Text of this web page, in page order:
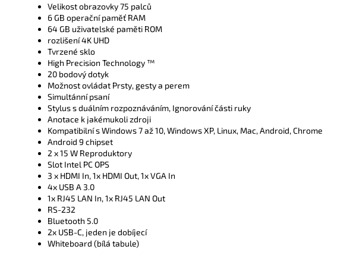
Velikost obrazovky 75 palců
6 GB operační paměť RAM
64 GB uživatelské paměti ROM
rozlišení 4K UHD
Tvrzené sklo
High Precision Technology ™
20 bodový dotyk
​​​Možnost ovládat ​​Prsty, gesty a perem
​​​​Simultánní psaní
Stylus s duálním rozpoznáváním, Ignorování části ruky
Anotace k jakémukoli zdroji
Kompatibilní s Windows 7 až 10, Windows XP, Linux, Mac, Android, Chrome
Android 9 chipset
2 x 15 W Reproduktory
Slot Intel PC OPS
3 x HDMI In, 1x HDMI Out, 1x VGA In
4x USB A 3.0
1x RJ45 LAN In, 1x RJ45 LAN Out
RS-232
Bluetooth 5.0
2x USB-C, jeden je dobíjecí
Whiteboard (bílá tabule)